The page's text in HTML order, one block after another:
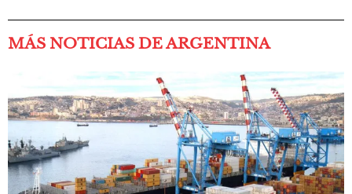
MÁS NOTICIAS DE ARGENTINA